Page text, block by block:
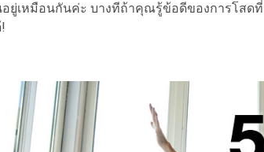
ยู่เหมือนกันค่ะ บางทีถ้าคุณรู้ข้อดีของการโสด